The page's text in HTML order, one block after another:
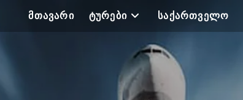
ᲛᲗᲐᲕᲐᲠᲘ ᲢᲣᲠᲔᲑᲘ ᲡᲐᲥᲐᲠᲗᲕᲔᲚᲝ